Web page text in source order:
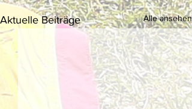
Aktuelle Beiträge Alle ansehen